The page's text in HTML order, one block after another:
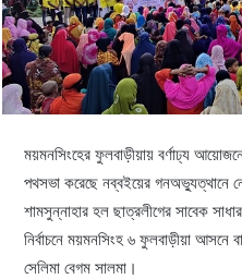
ময়মনসিংহের ফুলবাড়ীয়ায় বর্ণাঢ্য
পথসভা করেছে নব্বইয়ের গনঅভ্যুত্থানে
শামসুন্নাহার হল ছাত্রলীগের সাবেক
নির্বাচনে ময়মনসিংহ ৬ ফুলবাড়ীয়া আসনে
সেলিমা বেগম সালমা।